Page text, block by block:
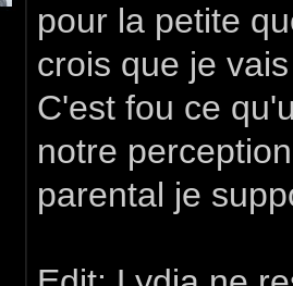
pour la petite
crois que je
C'est fou ce
notre
parental je